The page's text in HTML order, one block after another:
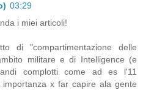
03:29
i miei articoli!
di "compartimentazione delle
militare e di Intelligence (e
complotti come ad es l'11
x far capire ala gente